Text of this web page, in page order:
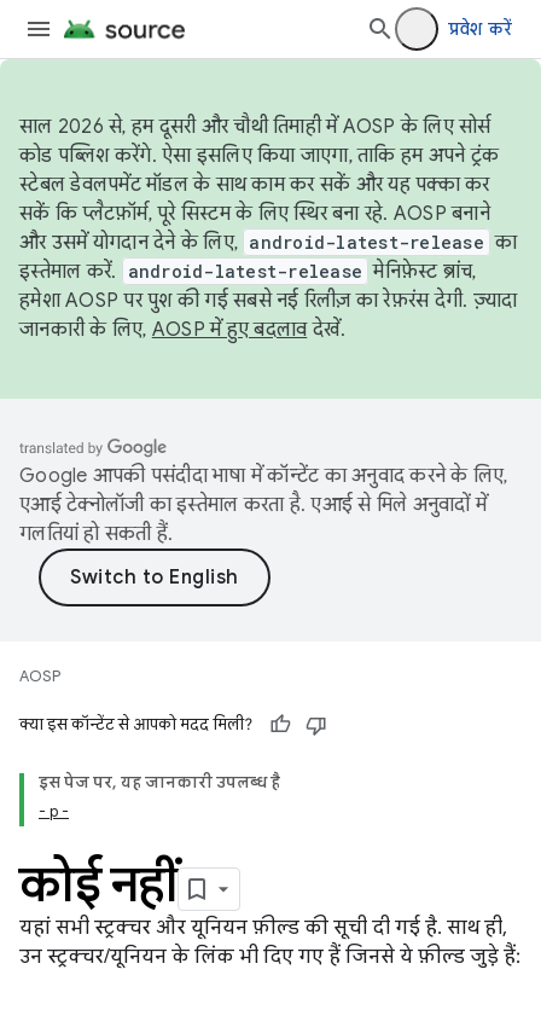
प्रवेश करें
साल 2026 से, हम दूसरी और चौथी तिमाही में AOSP के लिए सोर्स
कोड पब्लिश करेंगे. ऐसा इसलिए किया जाएगा, ताकि हम अपने ट्रंक
स्टेबल डेवलपमेंट मॉडल के साथ काम कर सकें और यह पक्का कर
सकें कि प्लैटफ़ॉर्म, पूरे सिस्टम के लिए स्थिर बना रहे. AOSP बनाने
और उसमें योगदान देने के लिए, android-latest-release का
इस्तेमाल करें.
android-latest-release मेनिफ़ेस्ट ब्रांच,
हमेशा AOSP पर पुश की गई सबसे नई रिलीज़ का रेफ़रंस देगी. ज़्यादा
जानकारी के लिए, AOSP में हुए बदलावदेखें.
Google आपकी पसंदीदा भाषा में कॉन्टेंट का अनुवाद करने के लिए,
एआई टेक्नोलॉजी का इस्तेमाल करता है. एआई से मिले अनुवादों में
गलतियां हो सकती हैं.
AOSP
क्या इस कॉन्टेंट से आपको मदद मिली?
इस पेज पर, यह जानकारी उपलब्ध है
- p -
कोई नहीं
यहां सभी स्ट्रक्चर और यूनियन फ़ील्ड की सूची दी गई है. साथ ही,
उन स्ट्रक्चर/यूनियन के लिंक भी दिए गए हैं जिनसे ये फ़ील्ड जुड़े हैं: